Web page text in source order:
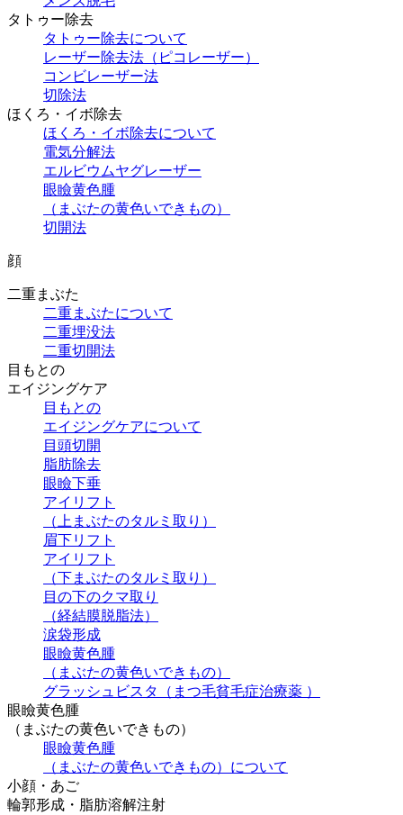
タトゥー除去
タトゥー除去について
レーザー除去法（ピコレーザー）
コンビレーザー法
切除法
ほくろ・イボ除去
ほくろ・イボ除去について
電気分解法
エルビウムヤグレーザー
眼瞼黄色腫
（まぶたの黄色いできもの）
切開法
顔
二重まぶた
二重まぶたについて
二重埋没法
二重切開法
目もとの
エイジングケア
目もとの
エイジングケアについて
目頭切開
脂肪除去
眼瞼下垂
アイリフト
（上まぶたのタルミ取り）
眉下リフト
アイリフト
（下まぶたのタルミ取り）
目の下のクマ取り
（経結膜脱脂法）
涙袋形成
眼瞼黄色腫
（まぶたの黄色いできもの）
グラッシュビスタ（まつ毛貧毛症治療薬 ）
眼瞼黄色腫
（まぶたの黄色いできもの）
眼瞼黄色腫
（まぶたの黄色いできもの）について
小顔・あご
輪郭形成・脂肪溶解注射